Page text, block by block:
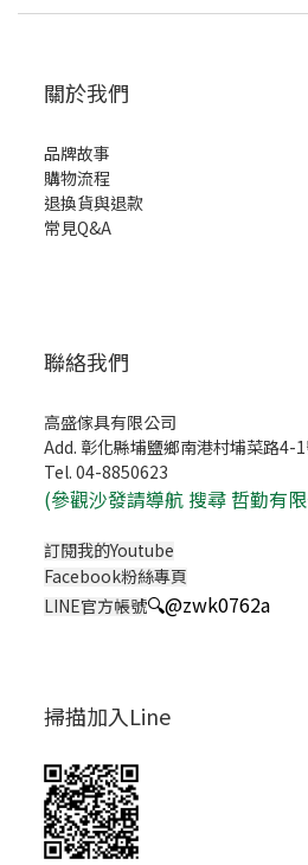
關於我們
品牌故事
購物流程
退換貨與退款
常見Q&A
聯絡我們
高盛傢具有限公司
Add. 彰化縣埔鹽鄉南港村埔菜路4-
Tel. 04-8850623
(參觀沙發請導航 搜尋 哲勤有
訂閱我的Youtube
Facebook粉絲專頁
LINE官方帳號🔍@zwk0762a
掃描加入Line